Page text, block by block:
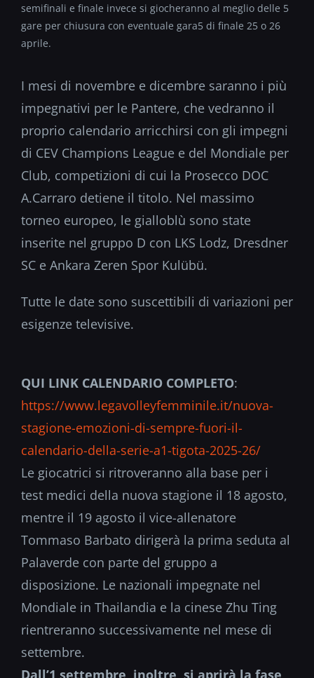
semifinali e finale invece si giocheranno al meglio delle 5
gare per chiusura con eventuale gara5 di finale 25 o 26
aprile.
I mesi di novembre e dicembre saranno i più
impegnativi per le Pantere, che vedranno il
proprio calendario arricchirsi con gli impegni
di CEV Champions League e del Mondiale per
Club, competizioni di cui la Prosecco DOC
A.Carraro detiene il titolo. Nel massimo
torneo europeo, le gialloblù sono state
inserite nel gruppo D con LKS Lodz, Dresdner
SC e Ankara Zeren Spor Kulübü.
Tutte le date sono suscettibili di variazioni per
esigenze televisive.
QUI LINK CALENDARIO COMPLETO:
https://www.legavolleyfemminile.it/nuova-
stagione-emozioni-di-sempre-fuori-il-
calendario-della-serie-a1-tigota-2025-26/
Le giocatrici si ritroveranno alla base per i
test medici della nuova stagione il 18 agosto,
mentre il 19 agosto il vice-allenatore
Tommaso Barbato dirigerà la prima seduta al
Palaverde con parte del gruppo a
disposizione. Le nazionali impegnate nel
Mondiale in Thailandia e la cinese Zhu Ting
rientreranno successivamente nel mese di
settembre.
Dall’1 settembre, inoltre, si aprirà la fase